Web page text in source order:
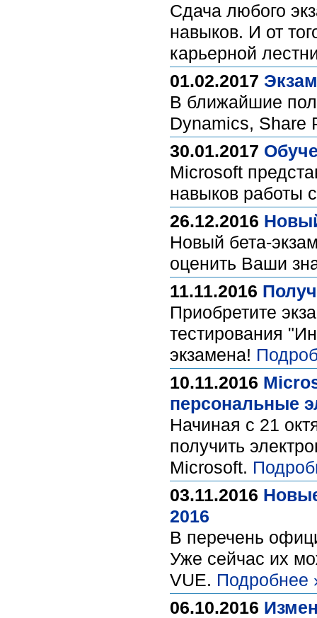
Сдача любого
навыков. И от
карьерной
01.02.2017
В ближайшие
Dynamics, Share
30.01.2017
Microsoft
навыков работы
26.12.2016
Новый бета-
оценить Ваши
11.11.2016
Приобретите
тестирования
экзамена!
10.11.2016
персональные
Начиная с 21
получить
Microsoft.
03.11.2016
2016
В перечень
Уже сейчас их
VUE. Подробнее
06.10.2016